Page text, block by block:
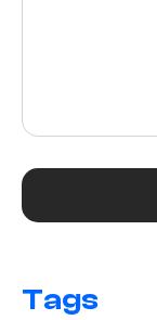
Tags